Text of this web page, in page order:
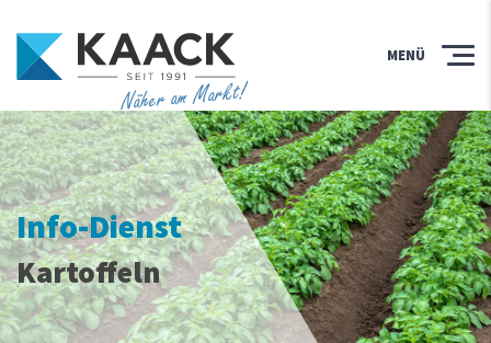
Näher am Markt!
MENÜ
Info-Dienst
Kartoffeln